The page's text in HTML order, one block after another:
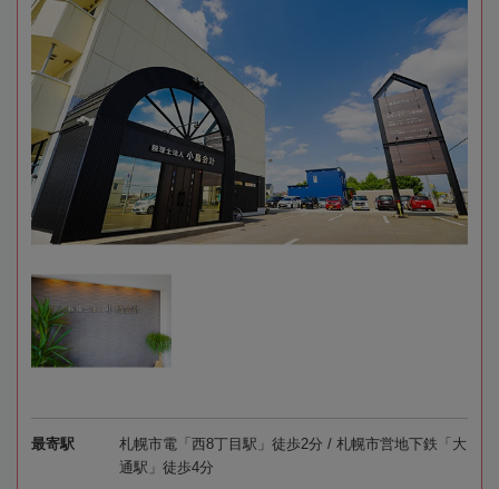
最寄駅
札幌市電「西8丁目駅」徒歩2分 / 札幌市営地下鉄「大
通駅」徒歩4分